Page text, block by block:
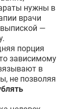
нужны в
врачи
—
порция
зависимому
в
не позволяя